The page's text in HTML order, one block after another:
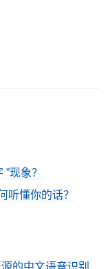
现象？
懂你的话？
的中文语音识别